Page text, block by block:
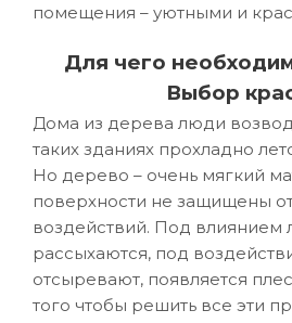
помещения – уютными и
Для чего
Выбор
Дома из дерева люди
таких зданиях прохладно
Но дерево – очень мягкий
поверхности не защищены
воздействий. Под влиянием
рассыхаются, под
отсыревают, появляется
того чтобы решить все эти